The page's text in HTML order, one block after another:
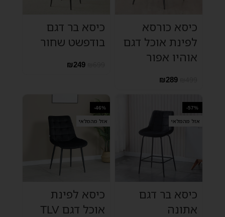
כיסא כורסא
לפינת אוכל דגם
אוהיו אפור
₪289
כיסא בר דגם
בודפשט שחור
₪249
-57%
אזל מהמלאי
כיסא בר דגם
אתונה
-46%
אזל מהמלאי
כיסא לפינת
אוכל דגם TLV